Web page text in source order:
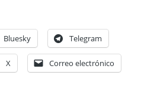
Bluesky Telegram
X Correo electrónico